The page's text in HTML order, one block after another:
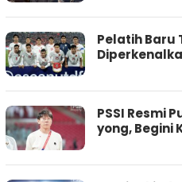
Pelatih Baru
PSSI Resmi
yong, Begini